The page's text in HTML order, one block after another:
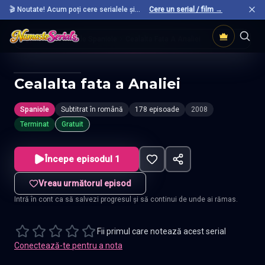
🎬 Noutate! Acum poți cere serialele și
filmele preferate care nu sunt încă pe site.
Cere un serial / film →
Acasă Seriale Spaniole
Cealalta fata a Analiei
Spaniole Subtitrat în română 178 episoade
2008
Terminat
Gratuit
Începe episodul 1
Vreau următorul episod
Intră în cont ca să salvezi progresul și să continui de unde ai rămas.
Fii primul care notează acest serial
Conectează-te pentru a nota